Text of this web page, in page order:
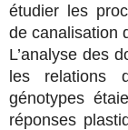
étudier les
de canalisation
L’analyse des
les relations
génotypes
réponses